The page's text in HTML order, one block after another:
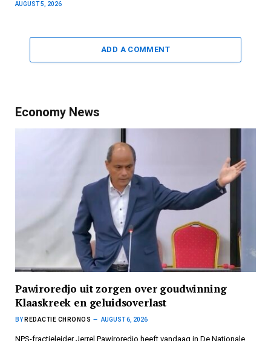
AUGUST 5, 2026
ADD A COMMENT
Economy News
Pawiroredjo uit zorgen over goudwinning
Klaaskreek en geluidsoverlast
BY REDACTIE CHRONOS AUGUST 6, 2026
NPS-fractieleider Jerrel Pawiroredjo heeft vandaag in De Nationale